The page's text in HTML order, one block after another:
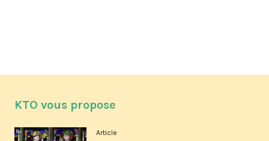
KTO vous propose
Article